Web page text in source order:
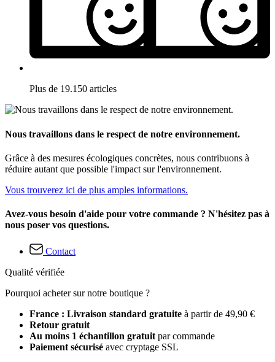
Plus de 19.150 articles
Nous travaillons dans le respect de notre environnement.
Grâce à des mesures écologiques concrètes, nous contribuons à
réduire autant que possible l'impact sur l'environnement.
Vous trouverez ici de plus amples informations.
Avez-vous besoin d'aide pour votre commande ? N'hésitez pas à
nous poser vos questions.
Contact
Qualité vérifiée
Pourquoi acheter sur notre boutique ?
France : Livraison standard gratuite à partir de 49,90 €
Retour gratuit
Au moins 1 échantillon gratuitpar commande
Paiement sécurisé avec cryptage SSL